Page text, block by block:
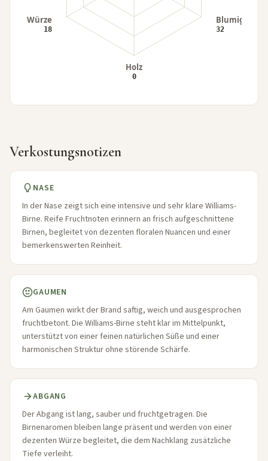
Verkostungsnotizen
NASE
In der Nase zeigt sich eine intensive und sehr klare Williams-
Birne. Reife Fruchtnoten erinnern an frisch aufgeschnittene
Birnen, begleitet von dezenten floralen Nuancen und einer
bemerkenswerten Reinheit.
GAUMEN
Am Gaumen wirkt der Brand saftig, weich und ausgesprochen
fruchtbetont. Die Williams-Birne steht klar im Mittelpunkt,
unterstützt von einer feinen natürlichen Süße und einer
harmonischen Struktur ohne störende Schärfe.
ABGANG
Der Abgang ist lang, sauber und fruchtgetragen. Die
Birnenaromen bleiben lange präsent und werden von einer
dezenten Würze begleitet, die dem Nachklang zusätzliche
Tiefe verleiht.